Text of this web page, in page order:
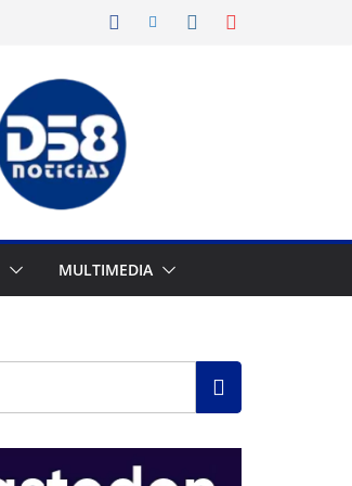
MULTIMEDIA